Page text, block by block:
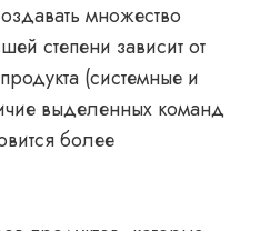
множество
степени зависит от
(системные и
выделенных команд
более